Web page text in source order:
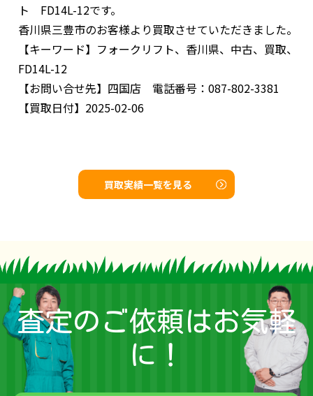
ト FD14L-12です。
香川県三豊市のお客様より買取させていただきました。
【キーワード】 フォークリフト、香川県、中古、買取、
FD14L-12
【お問い合せ先】 四国店 電話番号：087-802-3381
【買取日付】 2025-02-06
買取実績一覧を見る
査定のご依頼はお気軽
に！